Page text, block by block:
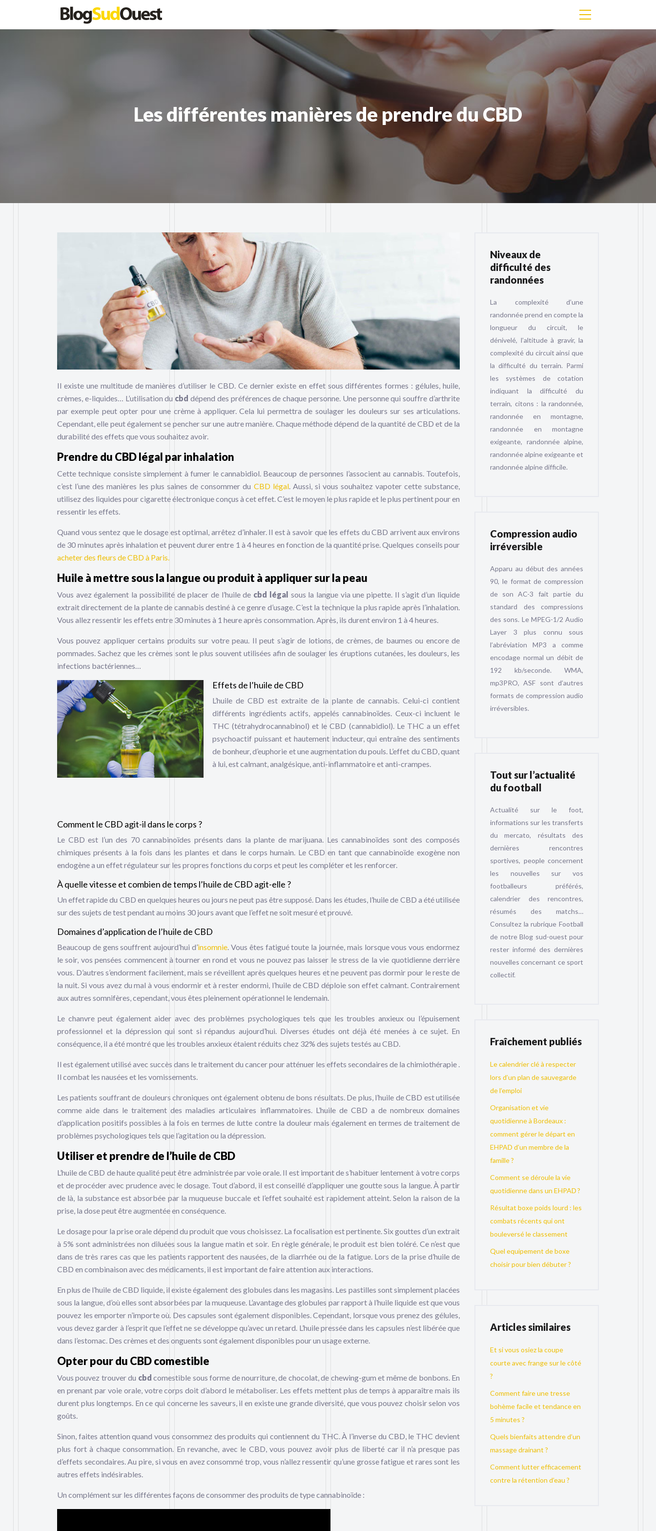
Les différentes manières de prendre du CBD
Il existe une multitude de manières d’utiliser le CBD. Ce dernier existe en effet sous différentes formes : gélules, huile,
crèmes, e-liquides… L’utilisation du cbddépend des préférences de chaque personne. Une personne qui souffre d’arthrite
par exemple peut opter pour une crème à appliquer. Cela lui permettra de soulager les douleurs sur ses articulations.
Cependant, elle peut également se pencher sur une autre manière. Chaque méthode dépend de la quantité de CBD et de la
durabilité des effets que vous souhaitez avoir.
Prendre du CBD légal par inhalation
Cette technique consiste simplement à fumer le cannabidiol. Beaucoup de personnes l’associent au cannabis. Toutefois,
c’est l’une des manières les plus saines de consommer du CBD légal. Aussi, si vous souhaitez vapoter cette substance,
utilisez des liquides pour cigarette électronique conçus à cet effet. C’est le moyen le plus rapide et le plus pertinent pour en
ressentir les effets.
Quand vous sentez que le dosage est optimal, arrêtez d’inhaler. Il est à savoir que les effets du CBD arrivent aux environs
de 30 minutes après inhalation et peuvent durer entre 1 à 4 heures en fonction de la quantité prise. Quelques conseils pour
acheter des fleurs de CBD à Paris.
Huile à mettre sous la langue ou produit à appliquer sur la peau
Vous avez également la possibilité de placer de l’huile de cbd légal sous la langue via une pipette. Il s’agit d’un liquide
extrait directement de la plante de cannabis destiné à ce genre d’usage. C’est la technique la plus rapide après l’inhalation.
Vous allez ressentir les effets entre 30 minutes à 1 heure après consommation. Après, ils durent environ 1 à 4 heures.
Vous pouvez appliquer certains produits sur votre peau. Il peut s’agir de lotions, de crèmes, de baumes ou encore de
pommades. Sachez que les crèmes sont le plus souvent utilisées afin de soulager les éruptions cutanées, les douleurs, les
infections bactériennes…
Effets de l’huile de CBD
L’huile de CBD est extraite de la plante de cannabis. Celui-ci contient
différents ingrédients actifs, appelés cannabinoïdes. Ceux-ci incluent le
THC (tétrahydrocannabinol) et le CBD (cannabidiol). Le THC a un effet
psychoactif puissant et hautement inducteur, qui entraîne des sentiments
de bonheur, d’euphorie et une augmentation du pouls. L’effet du CBD, quant
à lui, est calmant, analgésique, anti-inflammatoire et anti-crampes.
Comment le CBD agit-il dans le corps ?
Le CBD est l’un des 70 cannabinoïdes présents dans la plante de marijuana. Les cannabinoïdes sont des composés
chimiques présents à la fois dans les plantes et dans le corps humain. Le CBD en tant que cannabinoïde exogène non
endogène a un effet régulateur sur les propres fonctions du corps et peut les compléter et les renforcer.
À quelle vitesse et combien de temps l’huile de CBD agit-elle ?
Un effet rapide du CBD en quelques heures ou jours ne peut pas être supposé. Dans les études, l’huile de CBD a été utilisée
sur des sujets de test pendant au moins 30 jours avant que l’effet ne soit mesuré et prouvé.
Domaines d’application de l’huile de CBD
Beaucoup de gens souffrent aujourd’hui d’insomnie. Vous êtes fatigué toute la journée, mais lorsque vous vous endormez
le soir, vos pensées commencent à tourner en rond et vous ne pouvez pas laisser le stress de la vie quotidienne derrière
vous. D’autres s’endorment facilement, mais se réveillent après quelques heures et ne peuvent pas dormir pour le reste de
la nuit. Si vous avez du mal à vous endormir et à rester endormi, l’huile de CBD déploie son effet calmant. Contrairement
aux autres somnifères, cependant, vous êtes pleinement opérationnel le lendemain.
Le chanvre peut également aider avec des problèmes psychologiques tels que les troubles anxieux ou l’épuisement
professionnel et la dépression qui sont si répandus aujourd’hui. Diverses études ont déjà été menées à ce sujet. En
conséquence, il a été montré que les troubles anxieux étaient réduits chez 32% des sujets testés au CBD.
Il est également utilisé avec succès dans le traitement du cancer pour atténuer les effets secondaires de la chimiothérapie .
Il combat les nausées et les vomissements.
Les patients souffrant de douleurs chroniques ont également obtenu de bons résultats. De plus, l’huile de CBD est utilisée
comme aide dans le traitement des maladies articulaires inflammatoires. L’huile de CBD a de nombreux domaines
d’application positifs possibles à la fois en termes de lutte contre la douleur mais également en termes de traitement de
problèmes psychologiques tels que l’agitation ou la dépression.
Utiliser et prendre de l’huile de CBD
L’huile de CBD de haute qualité peut être administrée par voie orale. Il est important de s’habituer lentement à votre corps
et de procéder avec prudence avec le dosage. Tout d’abord, il est conseillé d’appliquer une goutte sous la langue. À partir
de là, la substance est absorbée par la muqueuse buccale et l’effet souhaité est rapidement atteint. Selon la raison de la
prise, la dose peut être augmentée en conséquence.
Le dosage pour la prise orale dépend du produit que vous choisissez. La focalisation est pertinente. Six gouttes d’un extrait
à 5% sont administrées non diluées sous la langue matin et soir. En règle générale, le produit est bien toléré. Ce n’est que
dans de très rares cas que les patients rapportent des nausées, de la diarrhée ou de la fatigue. Lors de la prise d’huile de
CBD en combinaison avec des médicaments, il est important de faire attention aux interactions.
En plus de l’huile de CBD liquide, il existe également des globules dans les magasins. Les pastilles sont simplement placées
sous la langue, d’où elles sont absorbées par la muqueuse. L’avantage des globules par rapport à l’huile liquide est que vous
pouvez les emporter n’importe où. Des capsules sont également disponibles. Cependant, lorsque vous prenez des gélules,
vous devez garder à l’esprit que l’effet ne se développe qu’avec un retard. L’huile pressée dans les capsules n’est libérée que
dans l’estomac. Des crèmes et des onguents sont également disponibles pour un usage externe.
Opter pour du CBD comestible
Vous pouvez trouver du cbdcomestible sous forme de nourriture, de chocolat, de chewing-gum et même de bonbons. En
en prenant par voie orale, votre corps doit d’abord le métaboliser. Les effets mettent plus de temps à apparaître mais ils
durent plus longtemps. En ce qui concerne les saveurs, il en existe une grande diversité, que vous pouvez choisir selon vos
goûts.
Sinon, faites attention quand vous consommez des produits qui contiennent du THC. À l’inverse du CBD, le THC devient
plus fort à chaque consommation. En revanche, avec le CBD, vous pouvez avoir plus de liberté car il n’a presque pas
d’effets secondaires. Au pire, si vous en avez consommé trop, vous n’allez ressentir qu’une grosse fatigue et rares sont les
autres effets indésirables.
Un complément sur les différentes façons de consommer des produits de type cannabinoïde :
Niveaux de
difficulté des
randonnées
La complexité d’une
randonnée prend en compte la
longueur du circuit, le
dénivelé, l’altitude à gravir, la
complexité du circuit ainsi que
la difficulté du terrain. Parmi
les systèmes de cotation
indiquant la difficulté du
terrain, citons : la randonnée,
randonnée en montagne,
randonnée en montagne
exigeante, randonnée alpine,
randonnée alpine exigeante et
randonnée alpine difficile.
Compression audio
irréversible
Apparu au début des années
90, le format de compression
de son AC-3 fait partie du
standard des compressions
des sons. Le MPEG-1/2 Audio
Layer 3 plus connu sous
l’abréviation MP3 a comme
encodage normal un débit de
192 kb/seconde. WMA,
mp3PRO, ASF sont d’autres
formats de compression audio
irréversibles.
Tout sur l’actualité
du football
Actualité sur le foot,
informations sur les transferts
du mercato, résultats des
dernières rencontres
sportives, people concernent
les nouvelles sur vos
footballeurs préférés,
calendrier des rencontres,
résumés des matchs…
Consultez la rubrique Football
de notre Blog sud-ouest pour
rester informé des dernières
nouvelles concernant ce sport
collectif.
Fraîchement publiés
Le calendrier clé à respecter
lors d’un plan de sauvegarde
de l’emploi
Organisation et vie
quotidienne à Bordeaux :
comment gérer le départ en
EHPAD d’un membre de la
famille ?
Comment se déroule la vie
quotidienne dans un EHPAD ?
Résultat boxe poids lourd : les
combats récents qui ont
bouleversé le classement
Quel equipement de boxe
choisir pour bien débuter ?
Articles similaires
Et si vous osiez la coupe
courte avec frange sur le côté
?
Comment faire une tresse
bohème facile et tendance en
5 minutes ?
Quels bienfaits attendre d’un
massage drainant ?
Comment lutter efficacement
contre la rétention d’eau ?